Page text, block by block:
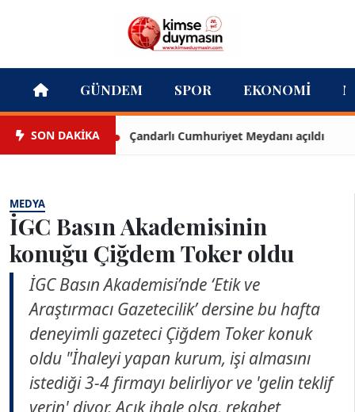
GÜNDEM SPOR EKONOMI
SON DAKİKAÇandarlı Cumhuriyet Meydanı açıldı
MEDYA
İGC Basın Akademisinin
konuğu Çiğdem Toker oldu
İGC Basın Akademisi’nde ‘Etik ve
Araştırmacı Gazetecilik’ dersine bu hafta
deneyimli gazeteci Çiğdem Toker konuk
oldu "İhaleyi yapan kurum, işi almasını
istediği 3-4 firmayı belirliyor ve 'gelin teklif
verin' diyor. Açık ihale olsa, rekabet